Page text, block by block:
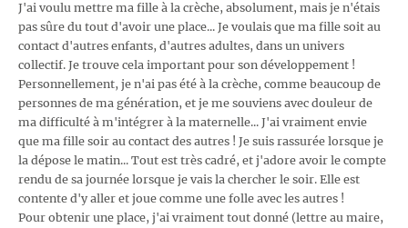
J'ai voulu mettre ma fille à la crèche, absolument, mais je n'étais
pas sûre du tout d'avoir une place... Je voulais que ma fille soit au
contact d'autres enfants, d'autres adultes, dans un univers
collectif. Je trouve cela important pour son développement !
Personnellement, je n'ai pas été à la crèche, comme beaucoup de
personnes de ma génération, et je me souviens avec douleur de
ma difficulté à m'intégrer à la maternelle... J'ai vraiment envie
que ma fille soir au contact des autres ! Je suis rassurée lorsque je
la dépose le matin... Tout est très cadré, et j'adore avoir le compte
rendu de sa journée lorsque je vais la chercher le soir. Elle est
contente d'y aller et joue comme une folle avec les autres !
Pour obtenir une place, j'ai vraiment tout donné (lettre au maire,